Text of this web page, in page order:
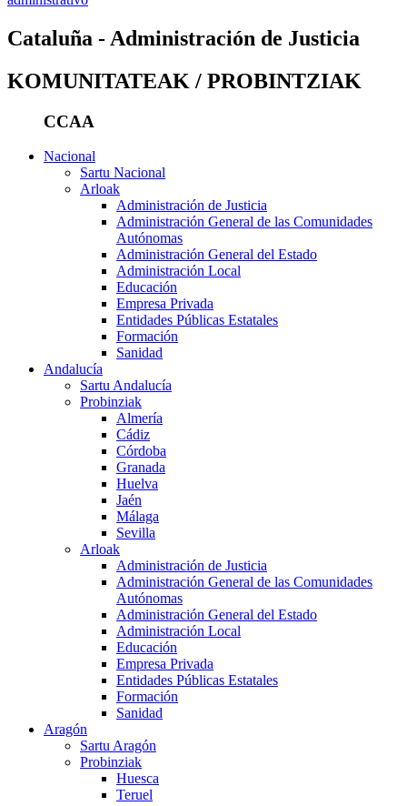
Cataluña - Administración de Justicia
KOMUNITATEAK / PROBINTZIAK
CCAA
Nacional
Sartu Nacional
Arloak
Administración de Justicia
Administración General de las Comunidades
Autónomas
Administración General del Estado
Administración Local
Educación
Empresa Privada
Entidades Públicas Estatales
Formación
Sanidad
Andalucía
Sartu Andalucía
Probinziak
Almería
Cádiz
Córdoba
Granada
Huelva
Jaén
Málaga
Sevilla
Arloak
Administración de Justicia
Administración General de las Comunidades
Autónomas
Administración General del Estado
Administración Local
Educación
Empresa Privada
Entidades Públicas Estatales
Formación
Sanidad
Aragón
Sartu Aragón
Probinziak
Huesca
Teruel